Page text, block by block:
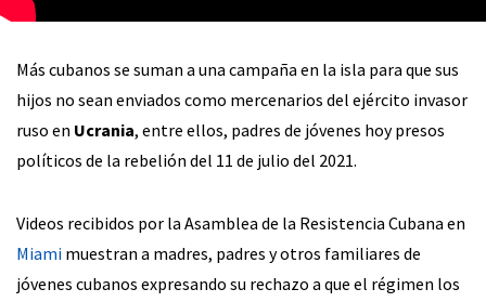
Más cubanos se suman a una campaña en la isla para que sus
hijos no sean enviados como mercenarios del ejército invasor
ruso en Ucrania, entre ellos, padres de jóvenes hoy presos
políticos de la rebelión del 11 de julio del 2021.
Videos recibidos por la Asamblea de la Resistencia Cubana en
Miami muestran a madres, padres y otros familiares de
jóvenes cubanos expresando su rechazo a que el régimen los